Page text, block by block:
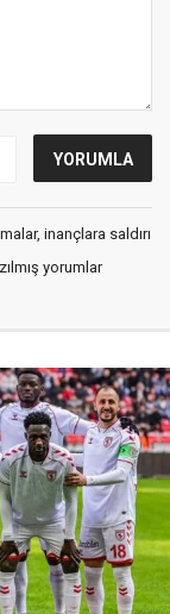
inançlara saldırı
yorumlar